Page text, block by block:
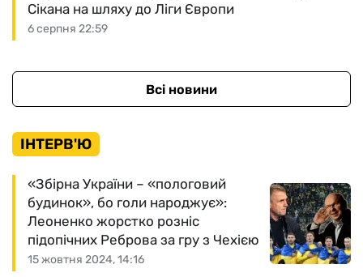
6 серпня 22:59
Сікана на шляху до Ліги Європи
Всі новини
ІНТЕРВ'Ю
15 жовтня 2024, 14:16
«Збірна України – «пологовий
будинок», бо голи народжує»:
Леоненко жорстко розніс
підопічних Реброва за гру з Чехією